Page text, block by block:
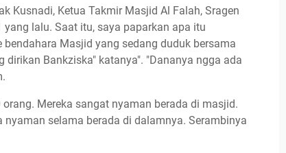
Kusnadi, Ketua Takmir Masjid Al Falah, Sragen
lalu. Saat itu, saya paparkan apa itu
Masjid yang sedang duduk bersama
Bankziska" katanya". "Dananya ngga ada
Mereka sangat nyaman berada di masjid.
selama berada di dalamnya. Serambinya